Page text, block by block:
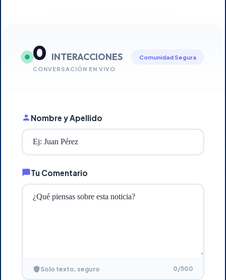
0 INTERACCIONES
CONVERSACIÓN EN VIVO
Comunidad Segura
Nombre y Apellido
Tu Comentario
Solo texto, seguro 0/500